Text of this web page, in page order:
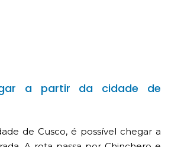
a partir da cidade de
de Cusco, é possível chegar a